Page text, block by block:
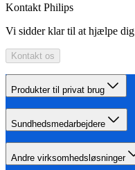
Kontakt Philips
Vi sidder klar til at hjælpe dig
Kontakt os
Produkter til privat brug
Sundhedsmedarbejdere
Andre virksomhedsløsninger